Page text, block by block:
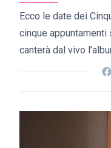
Ecco le date dei
cinque appuntamenti
canterà dal vivo